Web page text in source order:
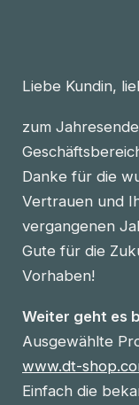
Liebe Kundin,
zum
Danke für die
Vertrauen und
vergangenen
Gute für die
Vorhaben!
Weiter geht es
Ausgewählte
www.dt-
Einfach die